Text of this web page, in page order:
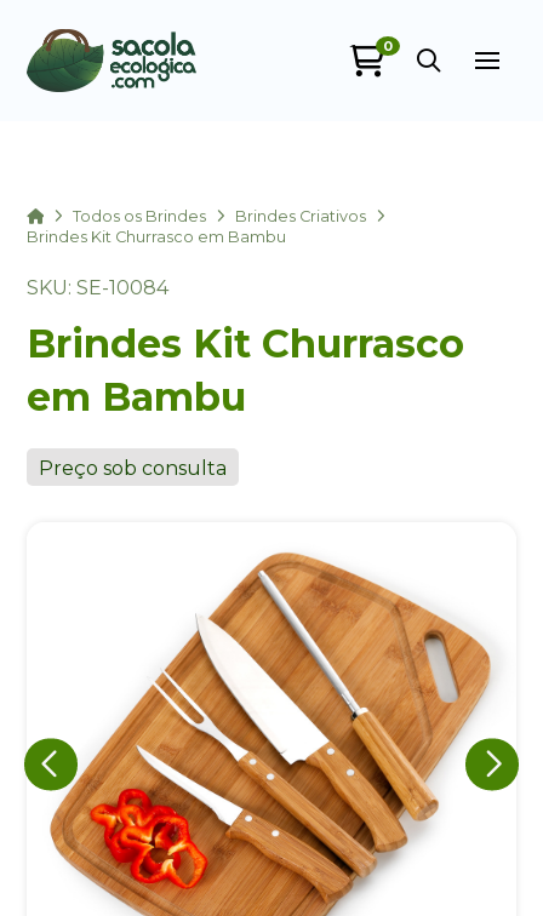
0
HomeTodos os Brindes
Brindes Criativos
Brindes Kit Churrasco em Bambu
SKU: SE-10084
Brindes Kit Churrasco
em Bambu
Preço sob consulta
Eu concordo em receber comunicações.
A nossa empresa está comprometida a proteger e respeitar
sua privacidade, utilizaremos seus dados apenas para fins
de marketing. Você pode alterar suas preferências a
qualquer momento.
Iniciar conversa